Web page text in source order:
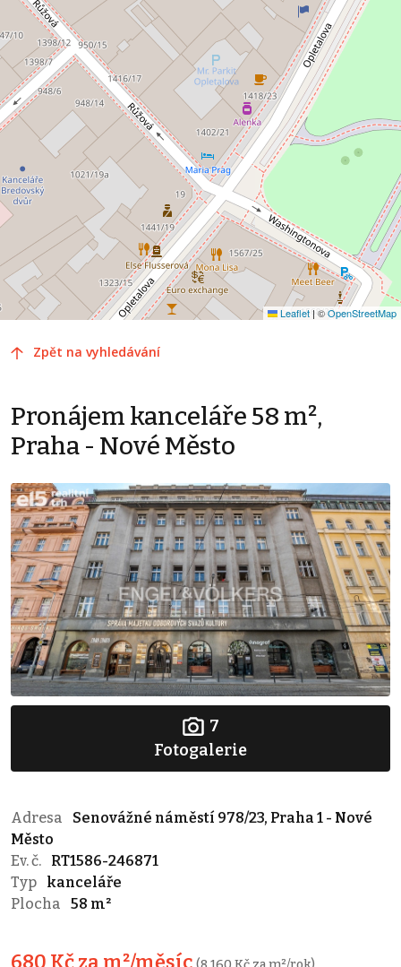
Leaflet | ©OpenStreetMap
Zpět na vyhledávání
Pronájem kanceláře 58 m²,
Praha - Nové Město
7
Fotogalerie
Adresa
Senovážné náměstí 978/23, Praha 1 - Nové
Město
Ev. č.
RT1586-246871
Typ
kanceláře
Plocha
58 m²